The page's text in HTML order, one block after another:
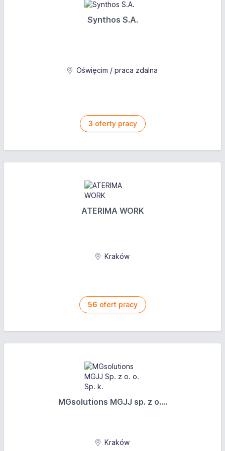
Synthos S.A.
Oświęcim / praca zdalna
3 oferty pracy
ATERIMA WORK
Kraków
56 ofert pracy
MGsolutions MGJJ sp. z o....
Kraków